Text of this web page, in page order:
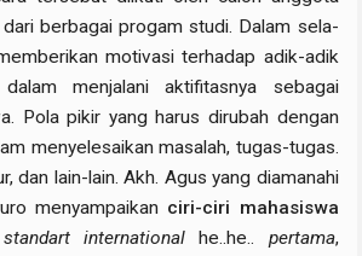
berbagai progam studi. Dalam sela-
motivasi terhadap adik-adik
menjalani aktifitasnya sebagai
Pola pikir yang harus dirubah dengan
menyelesaikan masalah, tugas-tugas.
dan lain-lain. Akh. Agus yang diamanahi
menyampaikan ciri-ciri mahasiswa
standart international he..he.. pertama,